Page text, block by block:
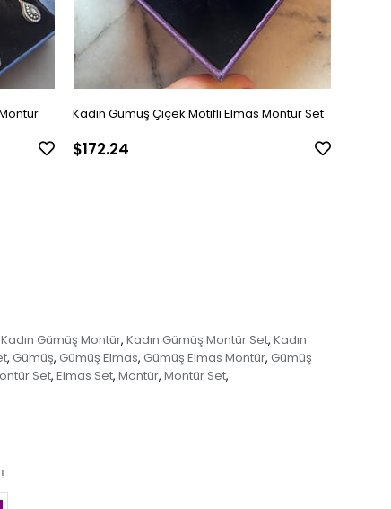
Kadın Gümüş Çiçek Motifli Elmas Montür Set
$172.24
Kadın Gümüş Montür, Kadın Gümüş Montür Set, Kadın
, Gümüş, Gümüş Elmas, Gümüş Elmas Montür, Gümüş
Set, Elmas Set, Montür, Montür Set,